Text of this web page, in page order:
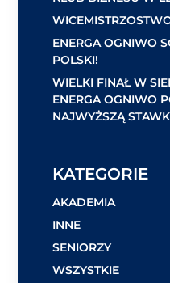
ENERGA OGNIWO
POLSKI!
WIELKI FINAŁ W
ENERGA OGNIWO
NAJWYŻSZĄ
KATEGORIE
AKADEMIA
INNE
SENIORZY
WSZYSTKIE